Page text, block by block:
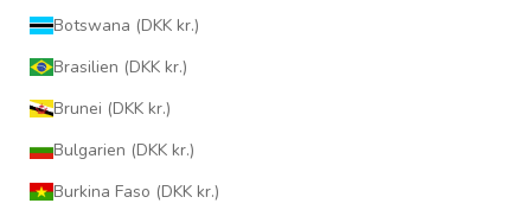
Botswana (DKK kr.)
Brasilien (DKK kr.)
Brunei (DKK kr.)
Bulgarien (DKK kr.)
Burkina Faso (DKK kr.)